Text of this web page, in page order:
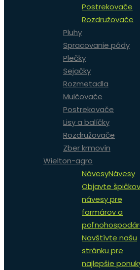
Postrekovače
Rozdružovače
Pluhy
Spracovanie pôdy
Plečky
Sejačky
Rozmetadla
Mulčovače
Postrekovače
Lisy a balíčky
Rozdružovače
Zber krmovín
Wielton-agro
NávesyNávesy
Objavte
návesy pre
farmárov a
Navštívte našu
stránku pre
najlepšie